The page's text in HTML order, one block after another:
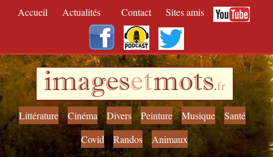
Accueil Actualités Contact Sites amis
imagesetmots.fr
Littérature Cinéma Divers Peinture Musique
Santé
Covid
Randos Animaux